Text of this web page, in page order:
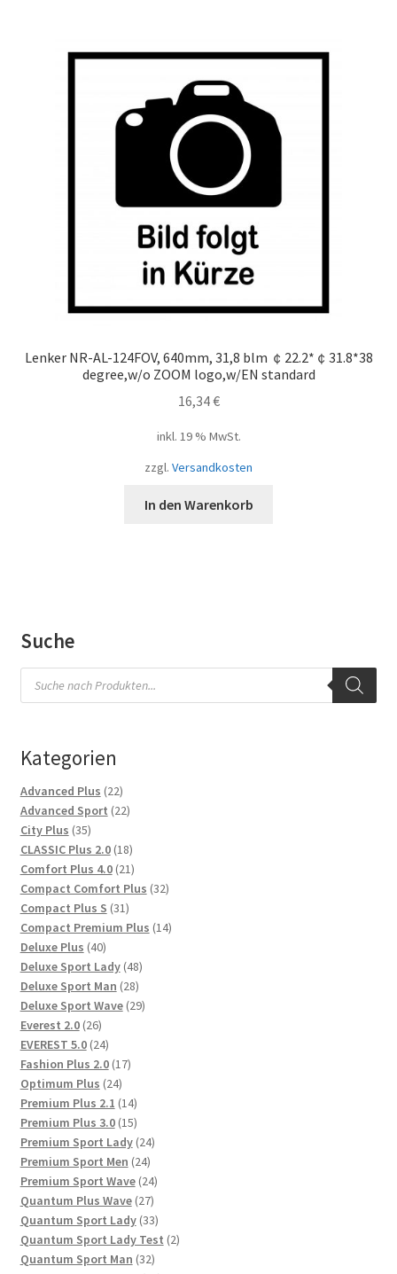
Lenker NR-AL-124FOV, 640mm, 31,8 blm ￠22.2*￠31.8*38
degree,w/o ZOOM logo,w/EN standard
16,34€
inkl. 19 % MwSt.
zzgl. Versandkosten
In den Warenkorb
Suche
Products
search
Kategorien
Advanced Plus 2222
Produkte
Advanced Sport 2222
City Plus 3535
Produkte
CLASSIC Plus 2.0 1818
Produkte
Comfort Plus 4.0 2121
Produkte
Compact Comfort Plus 3232
Compact Plus S 3131
Produkte
Compact Premium Plus 1414
Deluxe Plus 4040
Produkte
Deluxe Sport Lady 4848
Produkte
Deluxe Sport Man 2828
Produkte
Deluxe Sport Wave 2929
Everest 2.0 2626
Produkte
EVEREST 5.0 2424
Produkte
Fashion Plus 2.0 1717
Optimum Plus 2424
Produkte
Premium Plus 2.1 1414
Produkte
Premium Plus 3.0 1515
Produkte
Premium Sport Lady 2424
Premium Sport Men 2424
Produkte
Premium Sport Wave 2424
Produkte
Quantum Plus Wave 2727
Produkte
Quantum Sport Lady 3333
Produkte
Quantum Sport Lady Test 22
Quantum Sport Man 3232